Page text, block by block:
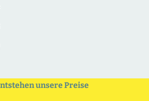
unsere Preise